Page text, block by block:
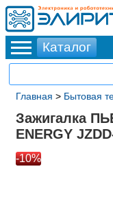
Главная > Бытовая
Зажигалка
ENERGY
-10%